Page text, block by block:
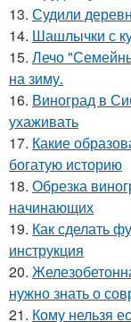
13. Судили
14. Шашлычки с
15. Лечо
на зиму.
16. Виноград в
ухаживать
17. Какие
богатую историю
18. Обрезка
начинающих
19. Как сделать
инструкция
20.
нужно знать о
21. Кому нельзя